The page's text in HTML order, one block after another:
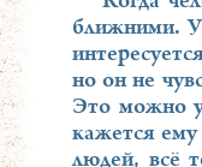
ближними. У
но он не
Это можно
кажется ему
людей, всё